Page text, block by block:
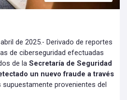
de 2025.- Derivado de reportes
de ciberseguridad efectuadas
de la Secretaría de Seguridad
un nuevo fraude a través
provenientes del